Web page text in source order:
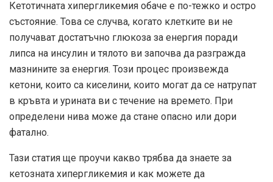
Кетотичната хипергликемия обаче е по-тежко и остро
състояние. Това се случва, когато клетките ви не
получават достатъчно глюкоза за енергия поради
липса на инсулин и тялото ви започва да разгражда
мазнините за енергия. Този процес произвежда
кетони, които са киселини, които могат да се натрупат
в кръвта и урината ви с течение на времето. При
определени нива може да стане опасно или дори
фатално.
Тази статия ще проучи какво трябва да знаете за
кетозната хипергликемия и как можете да